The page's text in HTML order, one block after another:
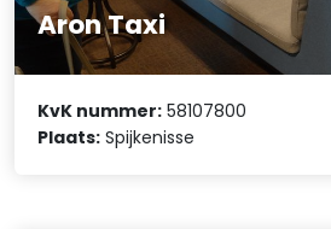
Aron Taxi
KvK nummer: 58107800
Plaats: Spijkenisse